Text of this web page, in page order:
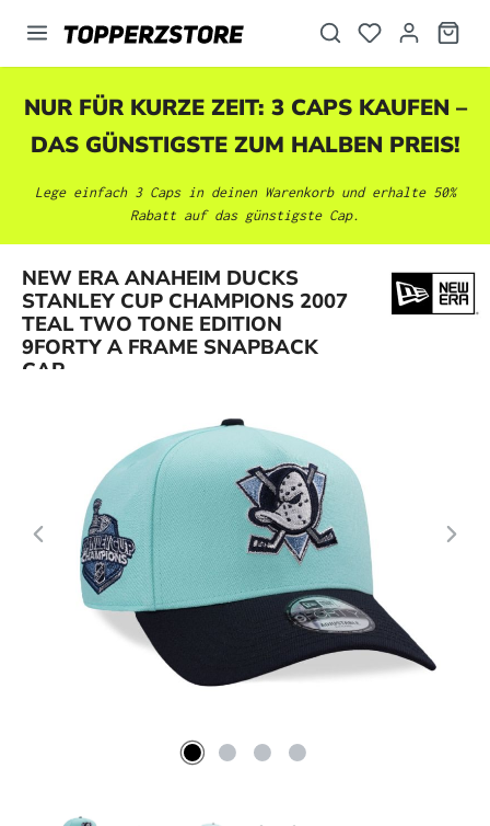
springen
NUR FÜR KURZE ZEIT: 3 CAPS KAUFEN –
DAS GÜNSTIGSTE ZUM HALBEN PREIS!
Lege einfach 3 Caps in deinen Warenkorb und erhalte 50%
Rabatt auf das günstigste Cap.
NEW ERA ANAHEIM DUCKS
STANLEY CUP CHAMPIONS 2007
TEAL TWO TONE EDITION
9FORTY A FRAME SNAPBACK
CAP
Bildergalerie überspringen